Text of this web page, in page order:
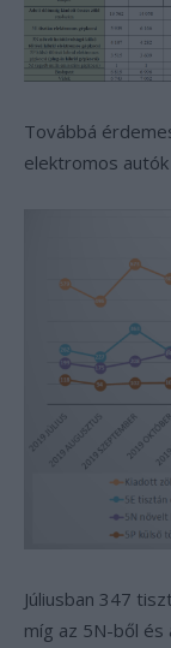
Továbbá
elektromos
Júliusban 347
míg az 5N-ből